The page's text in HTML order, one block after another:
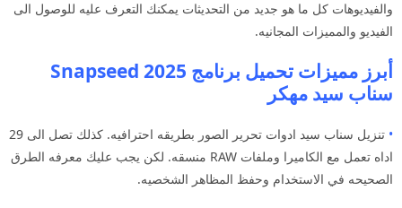
والفيديوهات كل ما هو جديد من التحديثات يمكنك التعرف عليه للوصول الى
الفيديو والمميزات المجانيه.
أبرز مميزات تحميل برنامج Snapseed 2025
سناب سيد مهكر
•
تنزيل سناب سيد ادوات تحرير الصور بطريقه احترافيه. كذلك تصل الى 29
اداه تعمل مع الكاميرا وملفات RAW منسقه. لكن يجب عليك معرفه الطرق
الصحيحه في الاستخدام وحفظ المظاهر الشخصيه.